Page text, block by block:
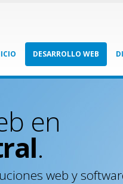
DESARROLLO WEB
en
.
web y